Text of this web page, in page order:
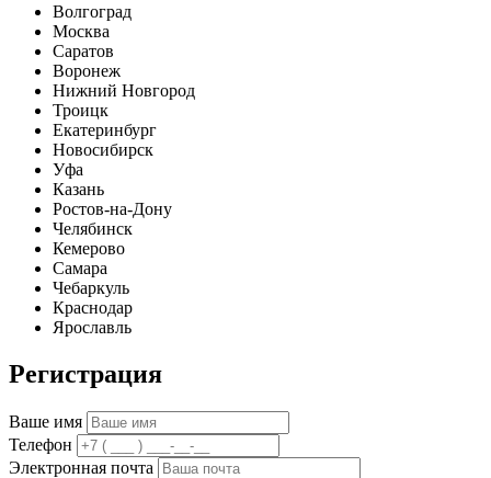
Волгоград
Москва
Саратов
Воронеж
Нижний Новгород
Троицк
Екатеринбург
Новосибирск
Уфа
Казань
Ростов-на-Дону
Челябинск
Кемерово
Самара
Чебаркуль
Краснодар
Ярославль
Регистрация
Ваше имя
Телефон
Электронная почта